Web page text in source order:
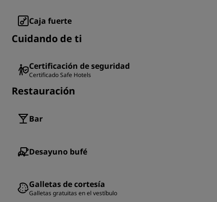
Caja fuerte
Cuidando de ti
Certificación de seguridad
Certificado Safe Hotels
Restauración
Bar
Desayuno bufé
Galletas de cortesía
Galletas gratuitas en el vestíbulo